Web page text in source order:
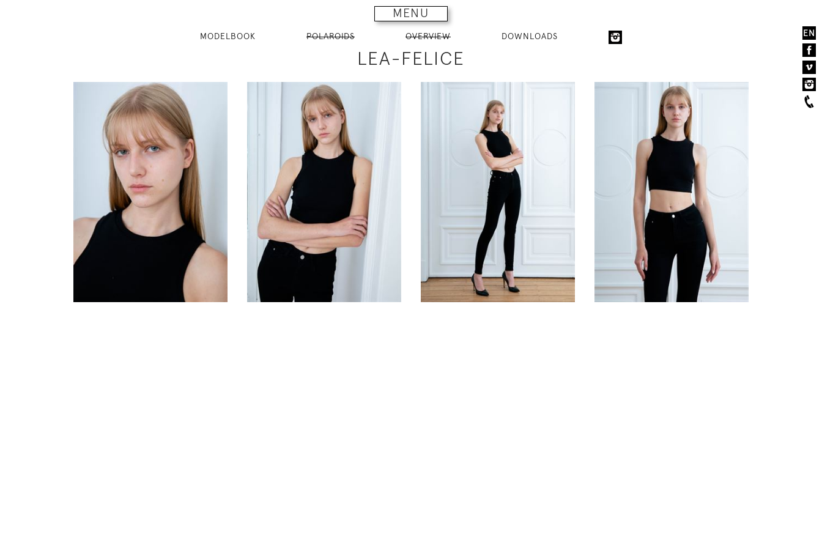
MENU
EN
MODELBOOK POLAROIDS OVERVIEW DOWNLOADS
LEA-FELICE